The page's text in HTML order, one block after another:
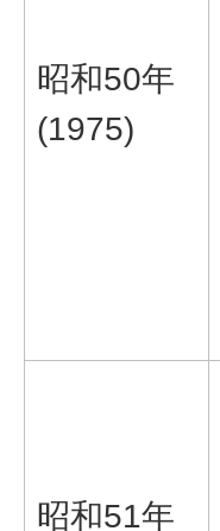
昭和50年
(1975)
昭和51年